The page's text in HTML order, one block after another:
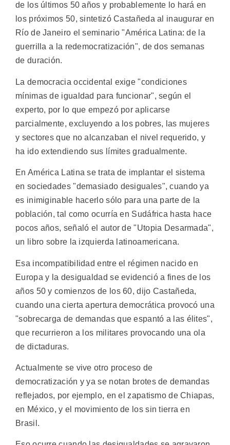
de los últimos 50 años y probablemente lo hará en
los próximos 50, sintetizó Castañeda al inaugurar en
Río de Janeiro el seminario "América Latina: de la
guerrilla a la redemocratización", de dos semanas
de duración.
La democracia occidental exige "condiciones
mínimas de igualdad para funcionar", según el
experto, por lo que empezó por aplicarse
parcialmente, excluyendo a los pobres, las mujeres
y sectores que no alcanzaban el nivel requerido, y
ha ido extendiendo sus límites gradualmente.
En América Latina se trata de implantar el sistema
en sociedades "demasiado desiguales", cuando ya
es inimiginable hacerlo sólo para una parte de la
población, tal como ocurría en Sudáfrica hasta hace
pocos años, señaló el autor de "Utopia Desarmada",
un libro sobre la izquierda latinoamericana.
Esa incompatibilidad entre el régimen nacido en
Europa y la desigualdad se evidenció a fines de los
años 50 y comienzos de los 60, dijo Castañeda,
cuando una cierta apertura democrática provocó una
"sobrecarga de demandas que espantó a las élites",
que recurrieron a los militares provocando una ola
de dictaduras.
Actualmente se vive otro proceso de
democratización y ya se notan brotes de demandas
reflejados, por ejemplo, en el zapatismo de Chiapas,
en México, y el movimiento de los sin tierra en
Brasil.